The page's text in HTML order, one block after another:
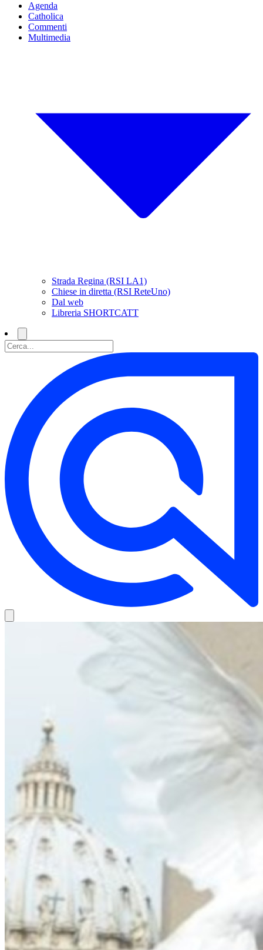
Agenda
Catholica
Commenti
Multimedia
Strada Regina (RSI LA1)
Chiese in diretta (RSI ReteUno)
Dal web
Libreria SHORTCATT